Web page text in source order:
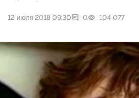
12 июля 2018 09:30 0 104 077